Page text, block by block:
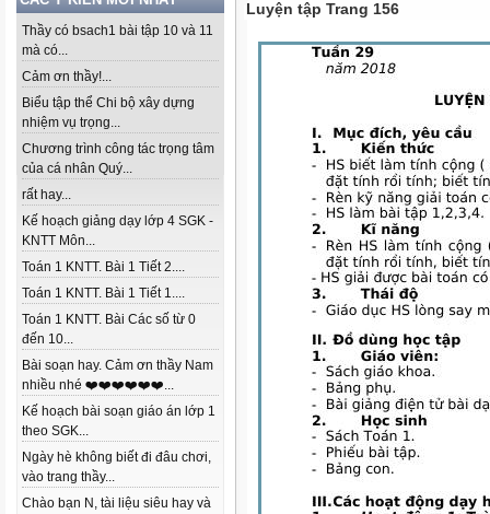
Thầy có bsach1 bài tập 10 và 11
mà có...
Cảm ơn thầy!...
Biểu tập thể Chi bộ xây dựng
nhiệm vụ trọng...
Chương trình công tác trọng tâm
của cá nhân Quý...
rất hay...
Kế hoạch giảng dạy lớp 4 SGK -
KNTT Môn...
Toán 1 KNTT. Bài 1 Tiết 2....
Toán 1 KNTT. Bài 1 Tiết 1....
Toán 1 KNTT. Bài Các số từ 0
đến 10...
Bài soạn hay. Cảm ơn thầy Nam
nhiều nhé ❤️❤️❤️❤️❤️❤️...
Kế hoạch bài soạn giáo án lớp 1
theo SGK...
Ngày hè không biết đi đâu chơi,
vào trang thầy...
Chào bạn N, tài liệu siêu hay và
Luyện tập Trang 156